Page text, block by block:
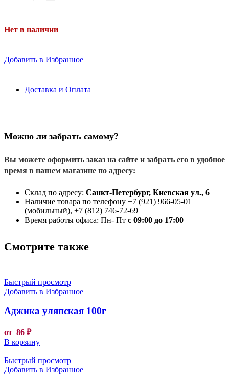
Нет в наличии
Добавить в Избранное
Доставка и Оплата
Можно ли забрать самому?
Вы можете оформить заказ на сайте и забрать его в удобное
время в нашем магазине по адресу:
Склад по адресу: Санкт-Петербург, Киевская ул., 6
Наличие товара по телефону +7 (921) 966-05-01
(мобильный), +7 (812) 746-72-69
Время работы офиса: Пн- Пт с 09:00 до 17:00
Смотрите также
Быстрый просмотр
Добавить в Избранное
Аджика уляпская 100г
от 86 ₽
В корзину
Быстрый просмотр
Добавить в Избранное